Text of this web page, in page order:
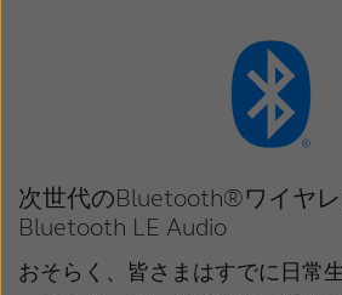
次世代のBluetooth®ワイヤ
Bluetooth LE Audio
おそらく、皆さまはすでに日常